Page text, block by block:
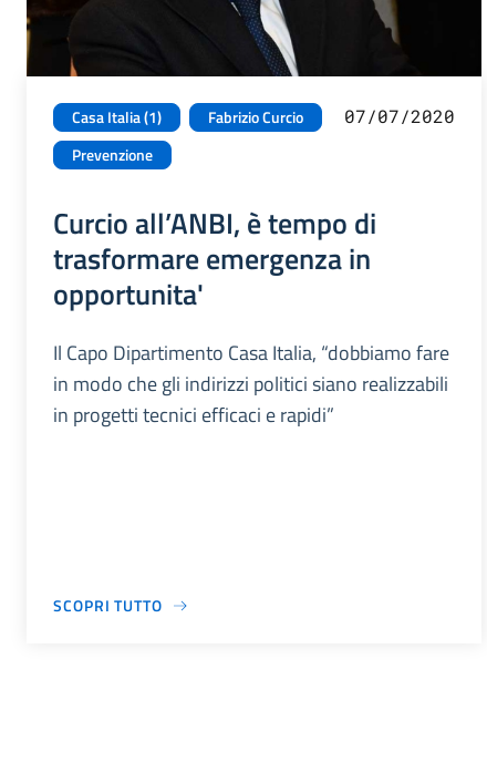
Casa Italia (1)
Fabrizio Curcio
Prevenzione
07/07/2020
Curcio all’ANBI, è tempo di
trasformare emergenza in
opportunita'
Il Capo Dipartimento Casa Italia, “dobbiamo fare
in modo che gli indirizzi politici siano realizzabili
in progetti tecnici efficaci e rapidi”
SCOPRI TUTTO